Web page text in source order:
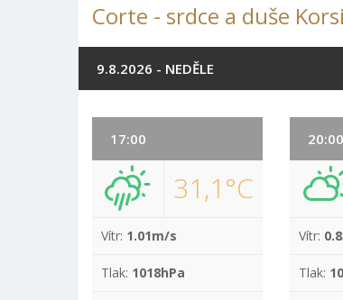
Corte - srdce a duše
9.8.2026 - NEDĚLE
17:00
31,1°C
Vítr: 1.01m/s
Tlak: 1018hPa
20:00
Vítr:
Tlak: